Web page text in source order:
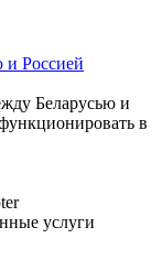
и Россией
Беларусью и
в
услуги